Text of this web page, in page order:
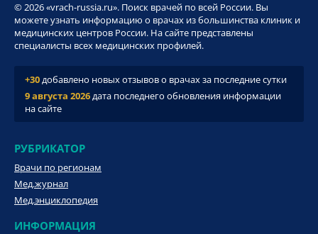
© 2026 «vrach-russia.ru». Поиск врачей по всей России. Вы
можете узнать информацию о врачах из большинства клиник и
медицинских центров России. На сайте представлены
специалисты всех медицинских профилей.
+30добавлено новых отзывов о врачах за последние сутки
9 августа 2026дата последнего обновления информации
на сайте
РУБРИКАТОР
Врачи по регионам
Мед.журнал
Мед.энциклопедия
ИНФОРМАЦИЯ